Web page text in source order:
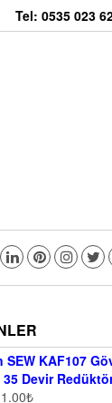
Tel: 0535 023
SEW KAF107
35 Devir
1.00₺